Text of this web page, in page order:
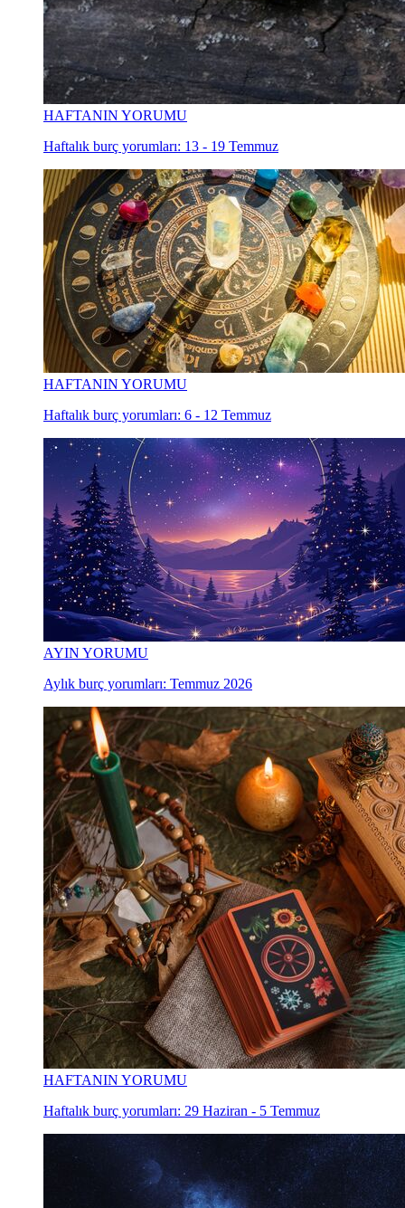
HAFTANIN YORUMU
Haftalık burç yorumları: 13 - 19 Temmuz
HAFTANIN YORUMU
Haftalık burç yorumları: 6 - 12 Temmuz
AYIN YORUMU
Aylık burç yorumları: Temmuz 2026
HAFTANIN YORUMU
Haftalık burç yorumları: 29 Haziran - 5 Temmuz